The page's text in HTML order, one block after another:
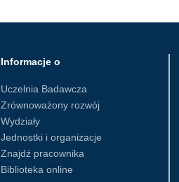
Informacje o
Uczelnia Badawcza
Zrównoważony rozwój
Wydziały
Jednostki i organizacje
Znajdź pracownika
Biblioteka online